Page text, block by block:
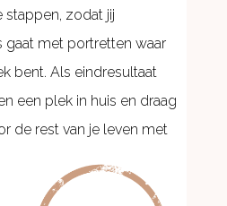
stappen, zodat jij
gaat met portretten waar
bent. Als eindresultaat
een plek in huis en draag
de rest van je leven met